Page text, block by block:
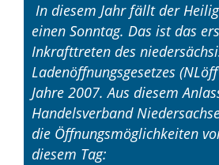
In diesem Jahr fällt der
einen Sonntag. Das ist das
Inkrafttreten des
Ladenöffnungsgesetzes
Jahre 2007. Aus diesem
Handelsverband
die Öffnungsmöglichkeiten
diesem Tag: